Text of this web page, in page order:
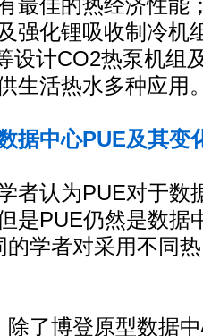
最佳的热经济性能
强化锂吸收制冷机
设计CO2热泵机组
生活热水多种应用
据中心PUE及其变
认为PUE对于数
是PUE仍然是数据
学者对采用不同
了博登原型数据中